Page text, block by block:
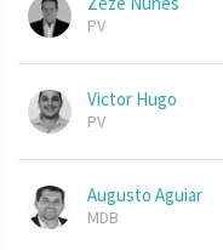
PV
Victor Hugo
PV
Augusto Aguiar
MDB